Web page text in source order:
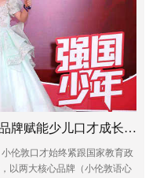
联系我们
小伦敦教学四大优势
贯彻两会精神 小伦敦两大核心品牌赋能少儿口才成长新征程
伦敦口才始终紧跟国家教育政
以两大核心品牌（小伦敦语心